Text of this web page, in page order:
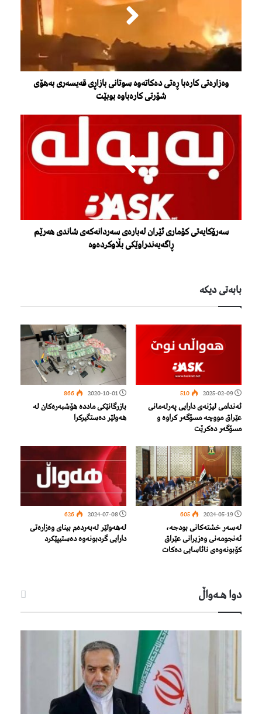
وەزارەتی كارەبا ڕەتی دەكاتەوە سوتانی بازاڕی قەیسەری بەهۆی
شۆرتی كارەباوە بوبێت
سەرۆکایەتی کۆماری ئێران لەبارەی سەردانەکەی شاندی هەرێم
ڕاگەیەندراوێکی بڵاوکردەوە
بابەتی دیكە
2025-02-09
510
ئەندامی لیژنەی دارایی پەرلەمانی
عێراق مووچە مسۆگەر كراوە و
مسۆگەر دەکرێت
2020-10-01
866
بازرگانێکی ماددە هۆشبەرەکان لە
هەولێر دەستگیرکرا
2024-05-19
605
له‌سه‌ر خشته‌كانی بودجه‌،
ئه‌نجومه‌نی وه‌زیرانی عێراق
كۆبونه‌وه‌ی نائاسایی ده‌كات
2024-07-08
626
لەهەولێر لەبەردەم بینای وەزارەتی
دارایی گردبونەوە دەستیپێكرد
دوا هـه‌واڵ